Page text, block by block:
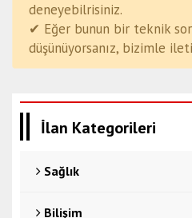
deneyebilrisiniz.
✔ Eğer bunun bir teknik
düşünüyorsanız, bizimle
İlan Kategorileri
Sağlık
Bilişim